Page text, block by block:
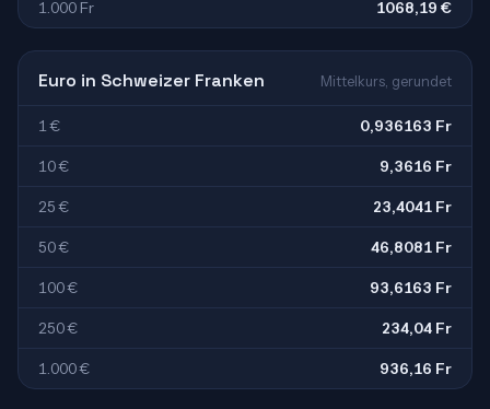
1.000 Fr 1068,19 €
Euro in Schweizer Franken Mittelkurs, gerundet
1 € 0,936163 Fr
10 € 9,3616 Fr
25 € 23,4041 Fr
50 € 46,8081 Fr
100 € 93,6163 Fr
250 € 234,04 Fr
1.000 € 936,16 Fr